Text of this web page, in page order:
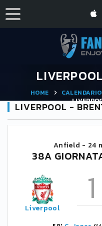
HOME
LIVERPOOL -
Anfield - 24
38A
Liverpool 1